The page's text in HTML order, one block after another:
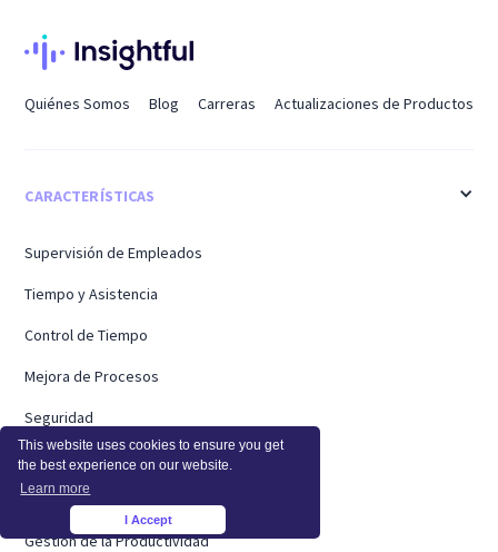
This website uses cookies to ensure you get
the best experience on our website.
Learn more
I Accept
Quiénes Somos Blog Carreras Actualizaciones de Productos
CARACTERÍSTICAS
Supervisión de Empleados
Tiempo y Asistencia
Control de Tiempo
Mejora de Procesos
Seguridad
Precios
Supervisión de la Actividad
Gestión de la Productividad